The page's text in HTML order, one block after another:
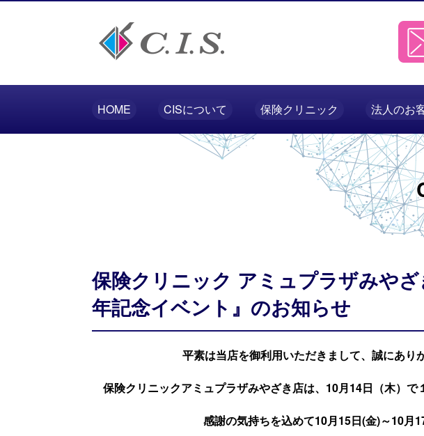
HOME CISについて 保険クリニック 法人のお
保険クリニック アミュプラザみや
年記念イベント』のお知らせ
平素は当店を御利用いただきまして、誠にあり
保険クリニックアミュプラザみやざき店は、10月14日（木）で
感謝の気持ちを込めて10月15日(金)～10月